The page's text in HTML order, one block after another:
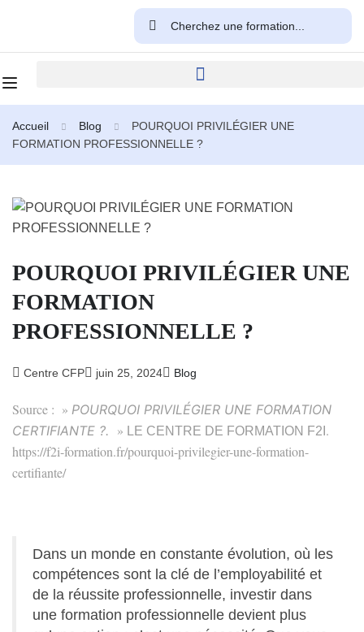
Accueil Blog
POURQUOI PRIVILÉGIER UNE
FORMATION PROFESSIONNELLE ?
POURQUOI PRIVILÉGIER UNE
FORMATION
PROFESSIONNELLE ?
Centre CFP juin 25, 2024 Blog
Source : » POURQUOI PRIVILÉGIER UNE FORMATION
CERTIFIANTE ?. » LE CENTRE DE FORMATION F2I .
https://f2i-formation.fr/pourquoi-privilegier-une-formation-
certifiante/
Dans un monde en constante évolution, où les
compétences sont la clé de l’employabilité et
de la réussite professionnelle, investir dans
une formation professionnelle devient plus